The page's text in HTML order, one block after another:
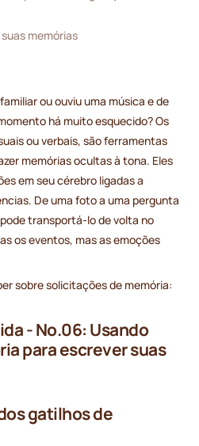
memórias
ou ouviu uma música e de
há muito esquecido? Os
ou verbais, são ferramentas
memórias ocultas à tona. Eles
em seu cérebro ligadas a
De uma foto a uma pergunta
transportá-lo de volta no
os eventos, mas as emoções
sobre solicitações de memória:
- No.06: Usando
para escrever suas
gatilhos de